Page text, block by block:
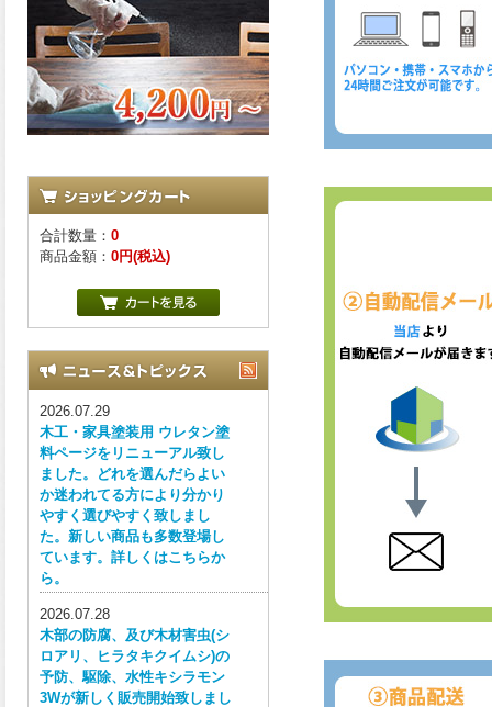
合計数量： 0
商品金額： 0円(税込)
2026.07.29
木工・家具塗装用 ウレタン塗
料ページをリニューアル致し
ました。どれを選んだらよい
か迷われてる方により分かり
やすく選びやすく致しまし
た。新しい商品も多数登場し
ています。詳しくはこちらか
ら。
2026.07.28
木部の防腐、及び木材害虫(シ
ロアリ、ヒラタキクイムシ)の
予防、駆除、水性キシラモン
3Wが新しく販売開始致しまし